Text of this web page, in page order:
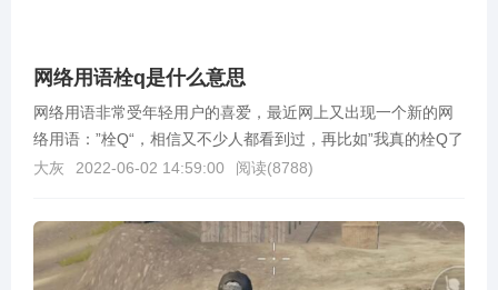
网络用语栓q是什么意思
网络用语非常受年轻用户的喜爱，最近网上又出现一个新的网
络用语：”栓Q“，相信又不少人都看到过，再比如”我真的栓Q了
“，那么栓q是什么意思呢？下面我们一起来了解下...
大灰 2022-06-02 14:59:00 阅读(8788)